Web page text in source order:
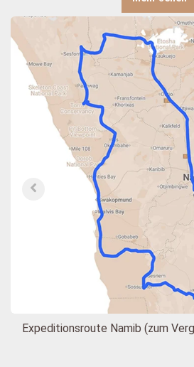
Expeditionsroute Namib (zum